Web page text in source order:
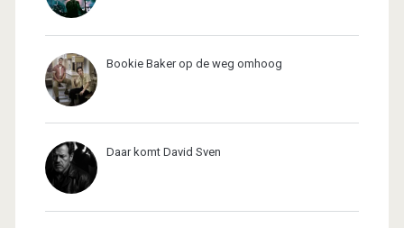
Bookie Baker op de weg omhoog
Daar komt David Sven